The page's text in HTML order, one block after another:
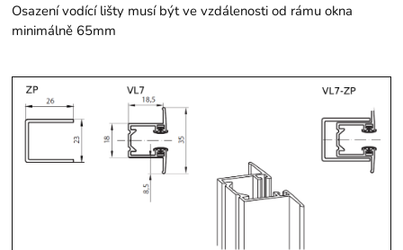
Osazení vodící lišty musí být ve vzdálenosti od rámu okna
minimálně 65mm